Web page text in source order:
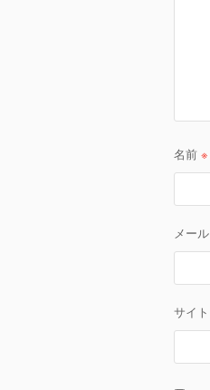
名前 ※
メール
サイト